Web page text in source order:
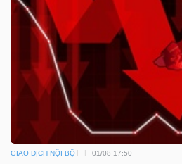
GIAO DỊCH NỘI BỘ 01/08 17:50